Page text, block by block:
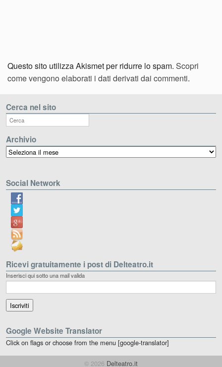
Questo sito utilizza Akismet per ridurre lo spam. Scopri
come vengono elaborati i dati derivati dai commenti.
Cerca nel sito
Archivio
Archivio
Social Network
Ricevi gratuitamente i post di Delteatro.it
Inserisci qui sotto una mail valida
Google Website Translator
Click on flags or choose from the menu [google-translator]
© 2026 Delteatro.it